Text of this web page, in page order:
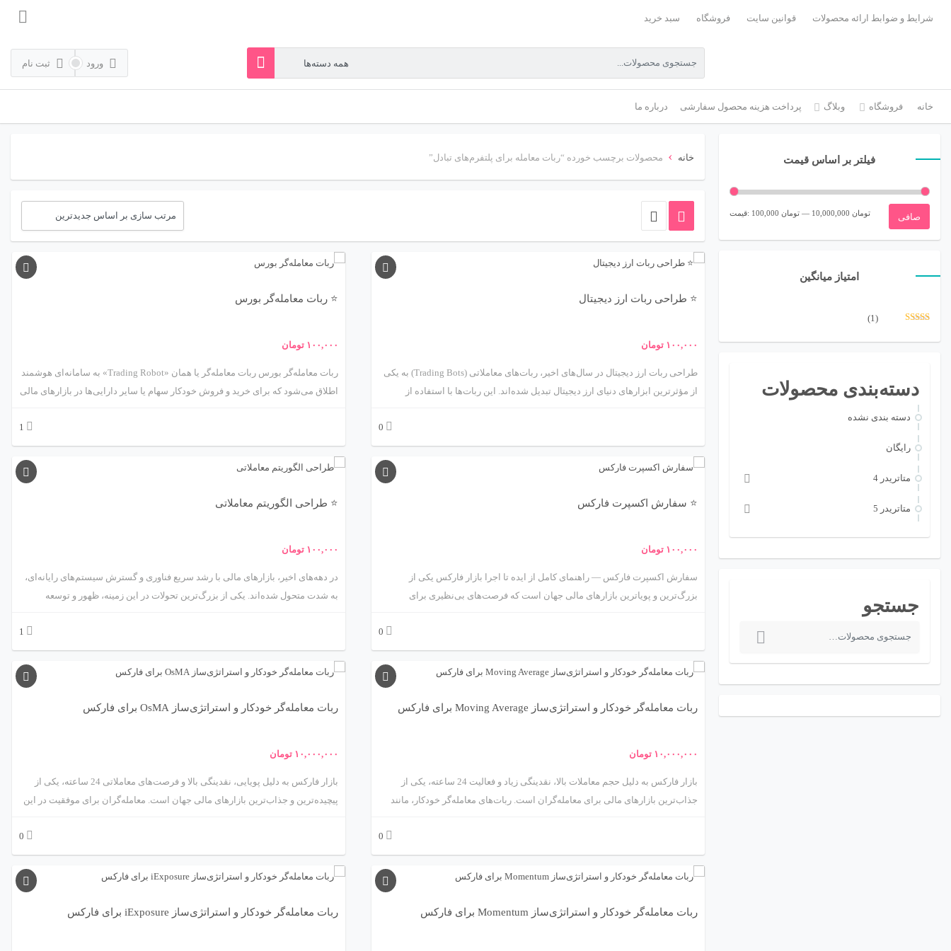
شرایط و ضوابط ارائه محصولات قوانین سایت فروشگاه سبد خرید
ورود ثبت نام
خانه فروشگاه وبلاگ پرداخت هزینه محصول سفارشی درباره ما
فیلتر بر اساس قیمت
حداقل
حداكثر صافی قيمت: 100,000 تومان— 10,000,000 تومان
امتیاز میانگین
(1)
دسته‌بندی محصولات
دسته بندی نشده
رایگان
متاتريدر 4
متاتريدر 5
جستجو
خانه › محصولات برچسب خورده “ربات معامله برای پلتفرم‌های تبادل”
⭐ طراحی ربات ارز دیجیتال
۱۰۰,۰۰۰ تومان
طراحی ربات ارز دیجیتال در سال‌های اخیر، ربات‌های معاملاتی (Trading Bots) به یکی
از مؤثرترین ابزارهای دنیای ارز دیجیتال تبدیل شده‌اند. این ربات‌ها با استفاده از
حرفه‌ای ارز دیجیتال، حداکثرسازی سود و حداقل‌سازی ریسک است.
0
⭐ ربات معامله‌گر بورس
۱۰۰,۰۰۰ تومان
ربات معامله‌گر بورس ربات معامله‌گر یا همان «Trading Robot» به سامانه‌ای هوشمند
اطلاق می‌شود که برای خرید و فروش خودکار سهام یا سایر دارایی‌ها در بازارهای مالی
تحلیل تکنیکال یا فاندامنتال عمل می‌کنند. هدف اصلی استفاده از ربات معامله‌گر، حذف
احساسات انسانی و افزایش سرعت و دقت در تصمیم‌گیری‌های معاملاتی است. با
1
⭐ سفارش اکسپرت فارکس
۱۰۰,۰۰۰ تومان
سفارش اکسپرت فارکس — راهنمای کامل از ایده تا اجرا بازار فارکس یکی از
بزرگ‌ترین و پویاترین بازارهای مالی جهان است که فرصت‌های بی‌نظیری برای
EA) است؛ برنامه‌ای هوشمند که می‌تواند معاملات را به‌صورت خودکار انجام داده و
احساسات انسانی را از تصمیم‌گیری‌های مالی حذف کند. سفارش اکسپرت فارکس
منحصربه‌فرد اوست. در این مقاله به‌صورت جامع و گام‌به‌گام با مفهوم، مراحل، انواع،
داد تا شما بتوانید بهترین تصمیم را برای خودکارسازی استراتژی‌تان بگیرید.
0
⭐ طراحی الگوریتم معاملاتی
۱۰۰,۰۰۰ تومان
در دهه‌های اخیر، بازارهای مالی با رشد سریع فناوری و گسترش سیستم‌های رایانه‌ای،
به شدت متحول شده‌اند. یکی از بزرگ‌ترین تحولات در این زمینه، ظهور و توسعه
تصمیم‌گیری و اجرای معاملات را به الگوریتم‌های دقیق و خودکار می‌سپارد. هدف اصلی
از طراحی یک الگوریتم معاملاتی، افزایش سرعت، دقت و کارایی معاملات و همچنین
کاهش خطای انسانی است. این فرآیند مستلزم درک عمیقی از ریاضیات مالی،
جامع و گام‌به‌گام، فرآیند طراحی یک الگوریتم معاملاتی را بررسی می‌کنیم. از تعریف
حرفه‌ای مرتبط با معامله‌گری الگوریتمی را بررسی می‌کنیم و نگاهی به آینده این حوزه
خواهیم داشت.
1
ربات معامله‌گر خودکار و استراتژی‌ساز Moving Average برای فارکس
۱۰,۰۰۰,۰۰۰ تومان
بازار فارکس به دلیل حجم معاملات بالا، نقدینگی زیاد و فعالیت 24 ساعته، یکی از
جذاب‌ترین بازارهای مالی برای معامله‌گران است. ربات‌های معامله‌گر خودکار، مانند
بهینه‌سازی استراتژی‌ها هستند. این ربات‌ها با استفاده از اندیکاتور میانگین متحرک،
یکی از محبوب‌ترین ابزارهای تحلیل تکنیکال، به معامله‌گران کمک می‌کنند تا با سرعت
معامله‌گر خودکار مبتنی بر استراتژی میانگین متحرک، ویژگی‌ها، مزایا، چالش‌ها و
0
ربات معامله‌گر خودکار و استراتژی‌ساز OsMA برای فارکس
۱۰,۰۰۰,۰۰۰ تومان
بازار فارکس به دلیل پویایی، نقدینگی بالا و فرصت‌های معاملاتی 24 ساعته، یکی از
پیچیده‌ترین و جذاب‌ترین بازارهای مالی جهان است. معامله‌گران برای موفقیت در این
Average)، محصولی پیشرفته از متااکسپرت، راهکاری علمی و کاربردی برای
خودکارسازی معاملات فارکس ارائه می‌دهد. این ربات با بهره‌گیری از اندیکاتور OsMA،
روندهای بازار را شناسایی کرده و معاملات را با دقت و سرعت بالا اجرا کنند. این مقاله
0
ربات معامله‌گر خودکار و استراتژی‌ساز Momentum برای فارکس ربات معامله‌گر خودکار و استراتژی‌ساز iExposure برای فارکس